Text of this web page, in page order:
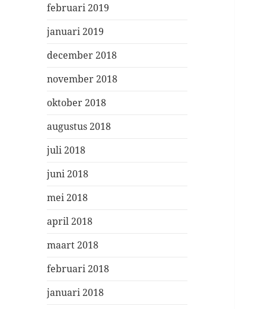
februari 2019
januari 2019
december 2018
november 2018
oktober 2018
augustus 2018
juli 2018
juni 2018
mei 2018
april 2018
maart 2018
februari 2018
januari 2018